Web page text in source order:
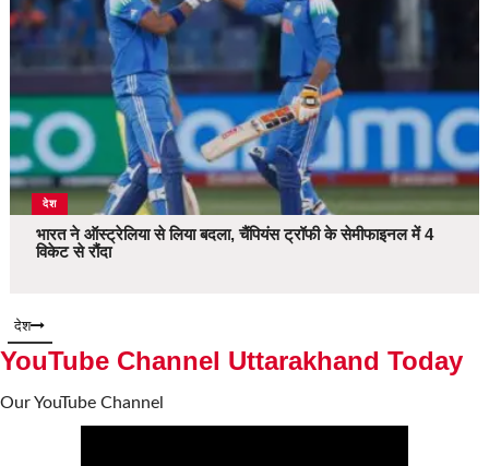
देश
भारत ने ऑस्ट्रेलिया से लिया बदला, चैंपियंस ट्रॉफी के सेमीफाइनल में 4
विकेट से रौंदा
देश
YouTube Channel Uttarakhand Today
Our YouTube Channel